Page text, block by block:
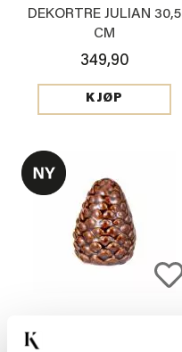
DEKORTRE JULIAN 30,5
CM
349,90
KJØP
FIGUR KONGLE 7 CM